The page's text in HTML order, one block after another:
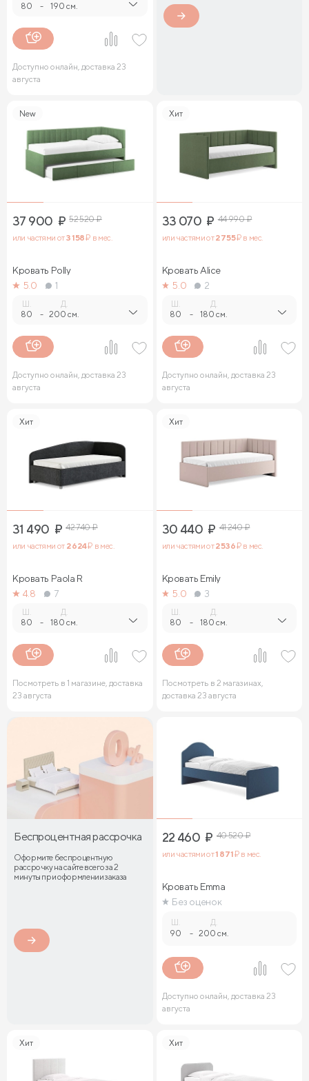
80 - 190 см.
Доступно онлайн, доставка 23
августа
New
37 900 ₽ 52 520₽
или частями от3 158₽ в мес.
Кровать Polly
5.0
1
80 -
Д.
200 см.
Доступно онлайн, доставка 23
августа
Хит
33 070 ₽ 44 990₽
или частями от2 755₽ в мес.
Кровать Alice
5.0
2
80 -
Д.
180 см.
Доступно онлайн, доставка 23
августа
Хит
31 490 ₽ 42 740₽
или частями от 2 624₽ в мес.
Кровать Paola R
4.8
7
80 -
Д.
180 см.
Посмотреть в 1 магазине, доставка
23 августа
Хит
30 440 ₽ 41 240₽
или частями от2 536₽ в мес.
Кровать Emily
5.0
3
80 -
Д.
180 см.
Посмотреть в 2 магазинах,
доставка 23 августа
Беспроцентная рассрочка
Оформите беспроцентную
рассрочку на сайте всего за 2
минуты при оформлении заказа
22 460 ₽ 40 520₽
или частями от1 871₽ в мес.
Кровать Emma
Без оценок
90 -
Д.
200 см.
Доступно онлайн, доставка 23
августа
Хит Хит